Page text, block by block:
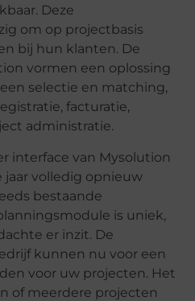
Deze
om op projectbasis
bij hun klanten. De
vormen een oplossing
selectie en matching,
facturatie,
administratie.
interface van Mysolution
jaar volledig opnieuw
bestaande
is uniek,
er inzit. De
kunnen nu voor een
voor uw projecten. Het
of meerdere projecten